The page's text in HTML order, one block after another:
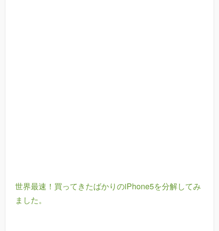
世界最速！買ってきたばかりのiPhone5を分解してみ
ました。